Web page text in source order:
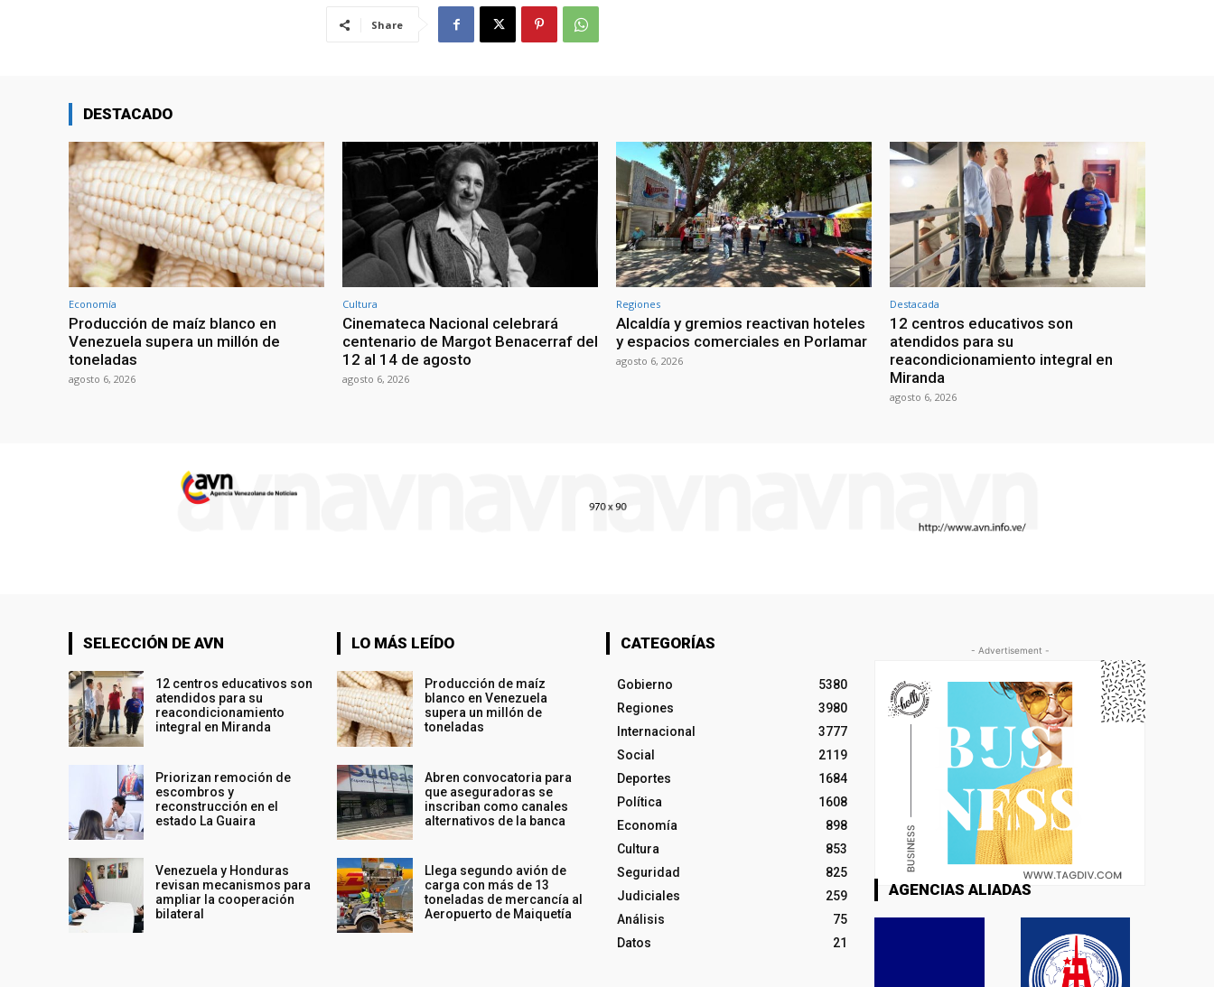
Share
DESTACADO
Economía
Producción de maíz blanco en
Venezuela supera un millón de
toneladas
agosto 6, 2026
Cultura
Cinemateca Nacional celebrará
centenario de Margot Benacerraf del
12 al 14 de agosto
agosto 6, 2026
Regiones
Alcaldía y gremios reactivan hoteles
y espacios comerciales en Porlamar
agosto 6, 2026
Destacada
12 centros educativos son
atendidos para su
reacondicionamiento integral en
Miranda
agosto 6, 2026
SELECCIÓN DE AVN
12 centros educativos son
atendidos para su
reacondicionamiento
integral en Miranda
Priorizan remoción de
escombros y
reconstrucción en el
estado La Guaira
Venezuela y Honduras
revisan mecanismos para
ampliar la cooperación
bilateral
LO MÁS LEÍDO
Producción de maíz
blanco en Venezuela
supera un millón de
toneladas
Abren convocatoria para
que aseguradoras se
inscriban como canales
alternativos de la banca
Llega segundo avión de
carga con más de 13
toneladas de mercancía al
Aeropuerto de Maiquetía
CATEGORÍAS
Gobierno
5380
Regiones
3980
Internacional
3777
Social
2119
Deportes
1684
Política
1608
Economía
898
Cultura
853
Seguridad
825
Judiciales
259
Análisis
75
Datos
21
- Advertisement -
AGENCIAS ALIADAS